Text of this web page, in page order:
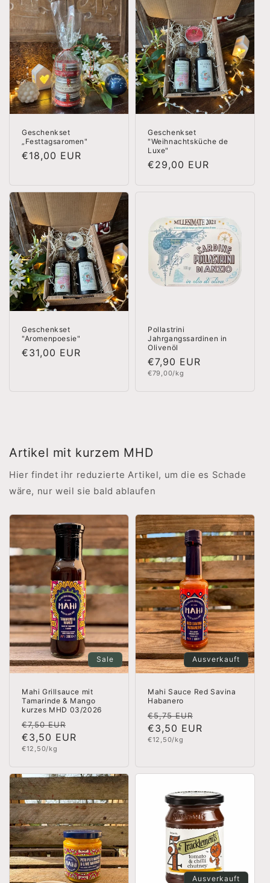
Geschenkset
„Festtagsaromen"
Normaler
€18,00 EUR
Geschenkset
"Weihnachtsküche de
Luxe"
Normaler
€29,00 EUR
Geschenkset
"Aromenpoesie"
Normaler
€31,00 EUR
Pollastrini
Jahrgangssardinen in
Olivenöl
Normaler
Preis
€7,90 EUR
Grundpreis
€79,00/kg
Artikel mit kurzem MHD
Hier findet ihr reduzierte Artikel, um die es Schade
wäre, nur weil sie bald ablaufen
Sale
Mahi Grillsauce mit
Tamarinde & Mango
kurzes MHD 03/2026
Normaler
Preis
€7,50 EUR
€3,50 EUR
Grundpreis
€12,50/kg
Ausverkauft
Mahi Sauce Red Savina
Habanero
Normaler
Preis
€5,75 EUR
€3,50 EUR
Grundpreis
€12,50/kg
Ausverkauft